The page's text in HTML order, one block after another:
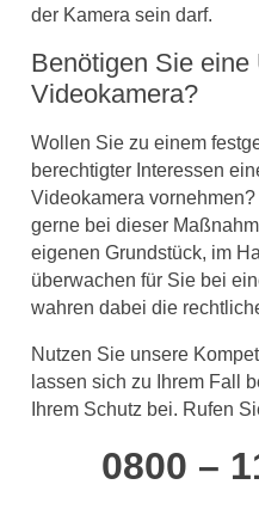
der Kamera sein darf.
Benötigen Sie
Videokamera?
Wollen Sie zu einem
berechtigter Interessen
Videokamera
gerne bei dieser
eigenen Grundstück, im
überwachen für Sie bei
wahren dabei die
Nutzen Sie unsere
lassen sich zu Ihrem Fall
Ihrem Schutz bei. Rufen
0800 –